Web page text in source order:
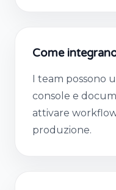
Come
I team possono
console e
attivare
produzione.